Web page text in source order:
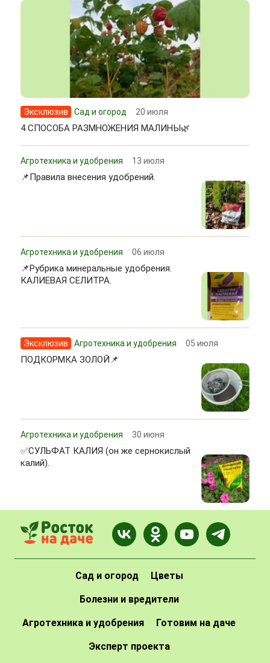
Эксклюзив Сад и огород 20 июля
4 СПОСОБА РАЗМНОЖЕНИЯ МАЛИНЫ🌿
Агротехника и удобрения 13 июля
📌Правила внесения удобрений.
Агротехника и удобрения 06 июля
📌Рубрика минеральные удобрения.
КАЛИЕВАЯ СЕЛИТРА.
Эксклюзив Агротехника и удобрения 05 июля
ПОДКОРМКА ЗОЛОЙ📌
Агротехника и удобрения 30 июня
✅СУЛЬФАТ КАЛИЯ (он же сернокислый
калий).
Сад и огород Цветы
Болезни и вредители
Агротехника и удобрения Готовим на даче
Эксперт проекта